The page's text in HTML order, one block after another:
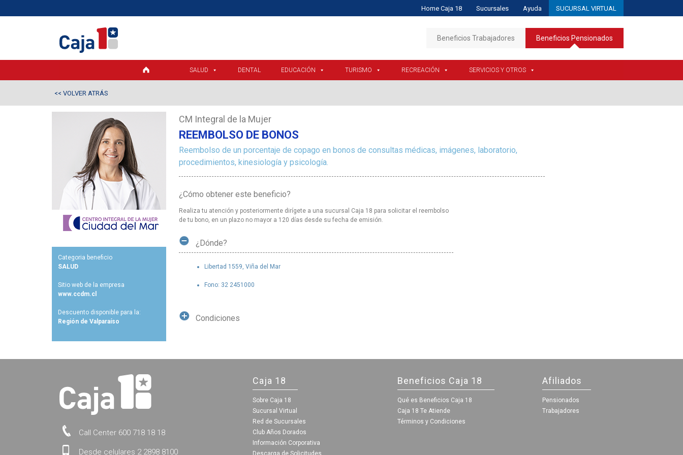
Home Caja 18 Sucursales Ayuda SUCURSAL VIRTUAL
Beneficios Trabajadores Beneficios Pensionados
SALUD DENTAL EDUCACIÓN TURISMO RECREACIÓN SERVICIOS Y OTROS
<< VOLVER ATRÁS
Categoria beneficio
SALUD
Sitio web de la empresa
www.ccdm.cl
Descuento disponible para la:
Región de Valparaíso
CM Integral de la Mujer
REEMBOLSO DE BONOS
Reembolso de un porcentaje de copago en bonos de consultas médicas, imágenes, laboratorio,
procedimientos, kinesiología y psicología.
¿Cómo obtener este beneficio?
Realiza tu atención y posteriormente dirígete a una sucursal Caja 18 para solicitar el reembolso
de tu bono, en un plazo no mayor a 120 días desde su fecha de emisión.
¿Dónde?
Libertad 1559, Viña del Mar
Fono: 32 2451000
Condiciones
Call Center 600 718 18 18
Desde celulares 2 2898 8100
Caja 18
Sobre Caja 18
Sucursal Virtual
Red de Sucursales
Club Años Dorados
Información Corporativa
Descarga de Solicitudes
Beneficios Caja 18
Qué es Beneficios Caja 18
Caja 18 Te Atiende
Términos y Condiciones
Afiliados
Pensionados
Trabajadores